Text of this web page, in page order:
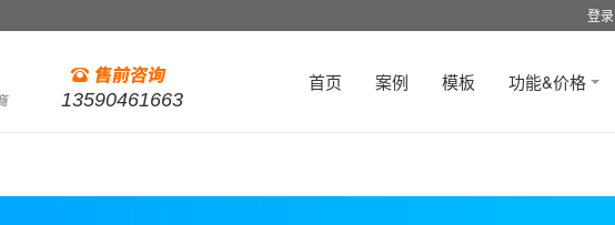
登录
13590461663
首页 案例 模板 功能&价格